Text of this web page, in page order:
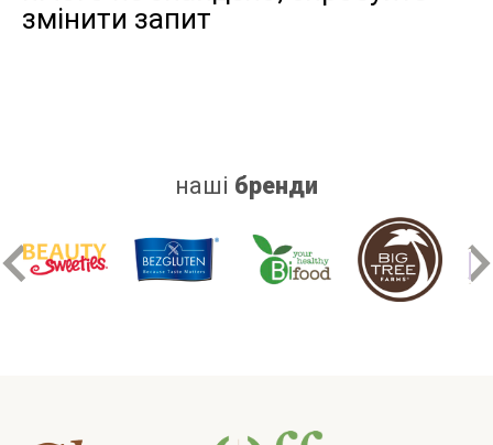
дріжджів
змінити запит
наші бренди